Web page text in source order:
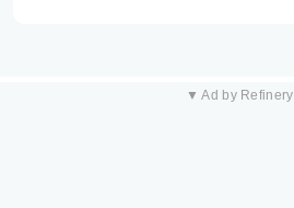
▼ Ad by